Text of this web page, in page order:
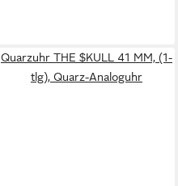
Quarzuhr THE $KULL 41 MM, (1-
tlg), Quarz-Analoguhr